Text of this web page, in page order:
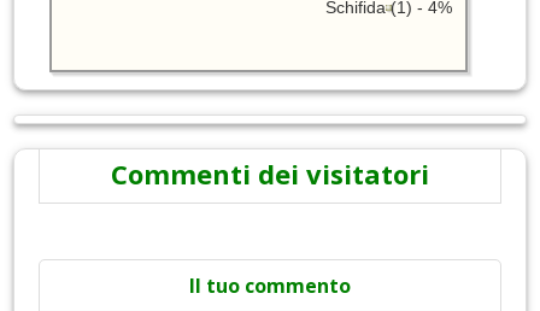
Schifida (1) - 4%
Commenti dei visitatori
Il tuo commento